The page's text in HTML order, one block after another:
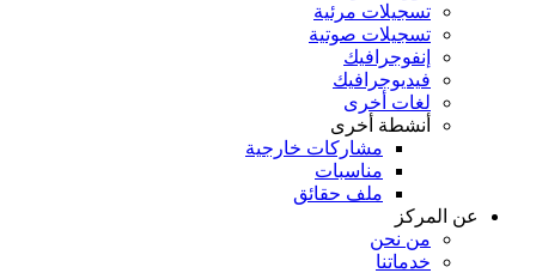
تسجيلات مرئية
تسجيلات صوتية
إنفوجرافيك
فيديوجرافيك
لغات أخرى
أنشطة أخرى
مشاركات خارجية
مناسبات
ملف حقائق
عن المركز
من نحن
خدماتنا